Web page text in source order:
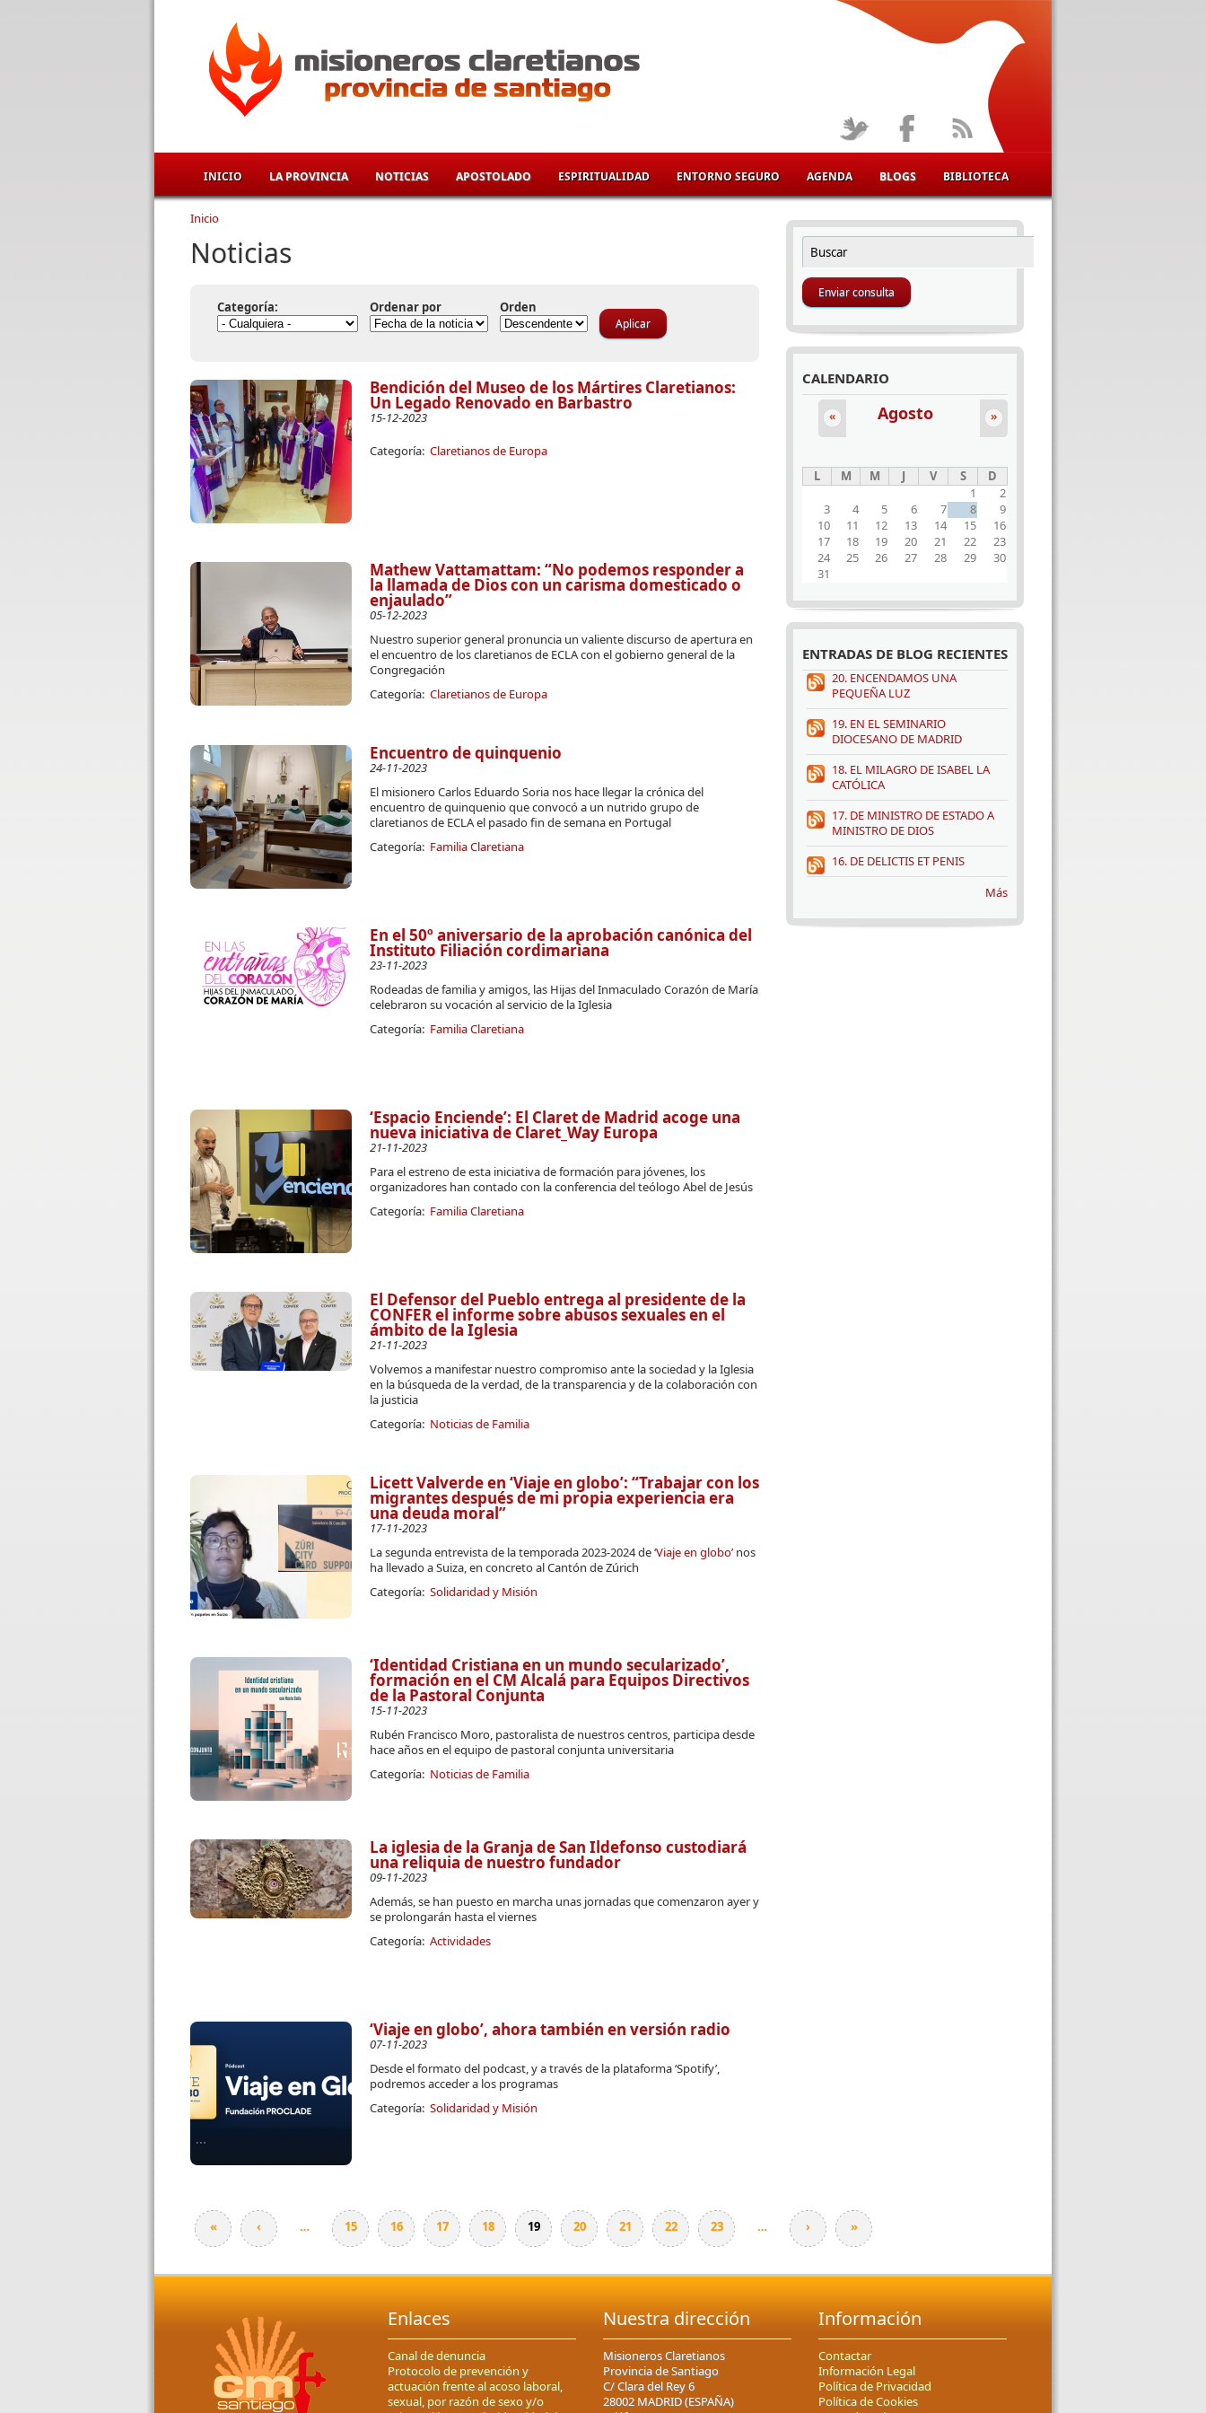
INICIO LA PROVINCIA NOTICIAS APOSTOLADO ESPIRITUALIDAD ENTORNO SEGURO AGENDA BLOGS BIBLIOTECA
Se encuentra usted aquí
Inicio
Noticias
Categoría: Ordenar por Orden
Bendición del Museo de los Mártires Claretianos:
Un Legado Renovado en Barbastro
15-12-2023
Categoría: Claretianos de Europa
Mathew Vattamattam: “No podemos responder a
la llamada de Dios con un carisma domesticado o
enjaulado”
05-12-2023
Nuestro superior general pronuncia un valiente discurso de apertura en
el encuentro de los claretianos de ECLA con el gobierno general de la
Congregación
Categoría: Claretianos de Europa
Encuentro de quinquenio
24-11-2023
El misionero Carlos Eduardo Soria nos hace llegar la crónica del
encuentro de quinquenio que convocó a un nutrido grupo de
claretianos de ECLA el pasado fin de semana en Portugal
Categoría: Familia Claretiana
En el 50º aniversario de la aprobación canónica del
Instituto Filiación cordimariana
23-11-2023
Rodeadas de familia y amigos, las Hijas del Inmaculado Corazón de María
celebraron su vocación al servicio de la Iglesia
Categoría: Familia Claretiana
‘Espacio Enciende’: El Claret de Madrid acoge una
nueva iniciativa de Claret_Way Europa
21-11-2023
Para el estreno de esta iniciativa de formación para jóvenes, los
organizadores han contado con la conferencia del teólogo Abel de Jesús
Categoría: Familia Claretiana
El Defensor del Pueblo entrega al presidente de la
CONFER el informe sobre abusos sexuales en el
ámbito de la Iglesia
21-11-2023
Volvemos a manifestar nuestro compromiso ante la sociedad y la Iglesia
en la búsqueda de la verdad, de la transparencia y de la colaboración con
la justicia
Categoría: Noticias de Familia
Licett Valverde en ‘Viaje en globo’: “Trabajar con los
migrantes después de mi propia experiencia era
una deuda moral”
17-11-2023
La segunda entrevista de la temporada 2023-2024 de‘Viaje en globo’nos
ha llevado a Suiza, en concreto al Cantón de Zúrich
Categoría: Solidaridad y Misión
‘Identidad Cristiana en un mundo secularizado’,
formación en el CM Alcalá para Equipos Directivos
de la Pastoral Conjunta
15-11-2023
Rubén Francisco Moro, pastoralista de nuestros centros, participa desde
hace años en el equipo de pastoral conjunta universitaria
Categoría: Noticias de Familia
La iglesia de la Granja de San Ildefonso custodiará
una reliquia de nuestro fundador
09-11-2023
Además, se han puesto en marcha unas jornadas que comenzaron ayer y
se prolongarán hasta el viernes
Categoría: Actividades
‘Viaje en globo’, ahora también en versión radio
07-11-2023
Desde el formato del podcast, y a través de la plataforma ‘Spotify’,
podremos acceder a los programas
Categoría: Solidaridad y Misión
Páginas
« ‹ … 15 16 17 18 19 20 21 22 23 … › »
FORMULARIO DE BÚSQUEDA
Buscar
CALENDARIO
Agosto
« »
L M M J V S
D
1
2
3
4 5 6 7 8
9
10
11 12 13 14 15
16
17
18 19 20 21 22
23
24
25 26 27 28 29
30
31
ENTRADAS DE BLOG RECIENTES
20. ENCENDAMOS UNA
PEQUEÑA LUZ
19. EN EL SEMINARIO
DIOCESANO DE MADRID
18. EL MILAGRO DE ISABEL LA
CATÓLICA
17. DE MINISTRO DE ESTADO A
MINISTRO DE DIOS
16. DE DELICTIS ET PENIS
Más
Enlaces
Canal de denuncia
Protocolo de prevención y
actuación frente al acoso laboral,
sexual, por razón de sexo y/o
Nuestra dirección
Misioneros Claretianos
Provincia de Santiago
C/ Clara del Rey 6
28002 MADRID (ESPAÑA)
Información
Contactar
Información Legal
Política de Privacidad
Política de Cookies